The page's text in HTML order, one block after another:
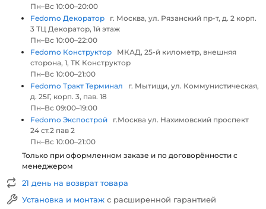
Пн–Вс 10:00–20:00
Fedomo Декоратор
г. Москва, ул. Рязанский пр-т, д. 2 корп.
3 ТЦ Декоратор, 1й этаж
Пн–Вс 10:00–22:00
Fedomo Конструктор
МКАД, 25-й километр, внешняя
сторона, 1, ТК Конструктор
Пн–Вс 10:00–21:00
Fedomo Тракт Терминал
г. Мытищи, ул. Коммунистическая,
д. 25Г, корп. 3, пав. 18
Пн–Вс 09:00–19:00
Fedomo Экспострой
г.Москва ул. Нахимовский проспект
24 ст.2 пав 2
Пн–Вс 10:00–21:00
Только при оформленном заказе и по договорённости с
менеджером
21 день на возврат товара
Установка и монтаж с расширенной гарантией